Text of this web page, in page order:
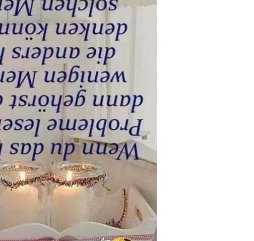
ABOUKI AM ENDE WIRD ALLES
GUT ...
Anzeige
Omegon Sonnenfilter Solar
Safe...